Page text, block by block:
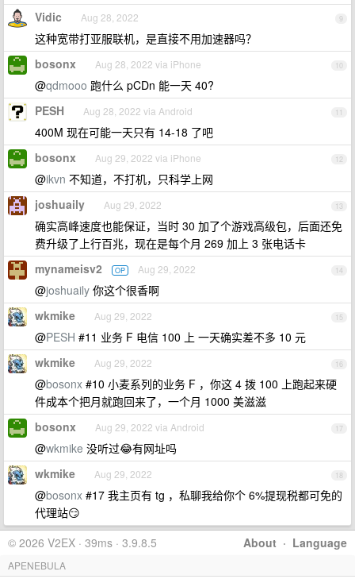
9
Vidic Aug 28, 2022
这种宽带打亚服联机，是直接不用加速器吗？
10
bosonx Aug 28, 2022 via iPhone
@qdmooo 跑什么 pCDn 能一天 40?
11
PESH Aug 28, 2022 via Android
400M 现在可能一天只有 14-18 了吧
12
bosonx Aug 29, 2022 via iPhone
@ikvn 不知道，不打机，只科学上网
13
joshuaily Aug 29, 2022
确实高峰速度也能保证，当时 30 加了个游戏高级包，后面还免
费升级了上行百兆，现在是每个月 269 加上 3 张电话卡
14
mynameisv2 OP Aug 29, 2022
@joshuaily 你这个很香啊
15
wkmike Aug 29, 2022
@PESH #11 业务 F 电信 100 上 一天确实差不多 10 元
16
wkmike Aug 29, 2022
@bosonx #10 小麦系列的业务 F ，你这 4 拨 100 上跑起来硬
件成本个把月就跑回来了，一个月 1000 美滋滋
17
bosonx Aug 29, 2022 via Android
@wkmike 没听过😂有网址吗
18
wkmike Aug 29, 2022
@bosonx #17 我主页有 tg ，私聊我给你个 6%提现税都可免的
代理站😏
About · Language
© 2026 V2EX · 39ms · 3.9.8.5
APENEBULA